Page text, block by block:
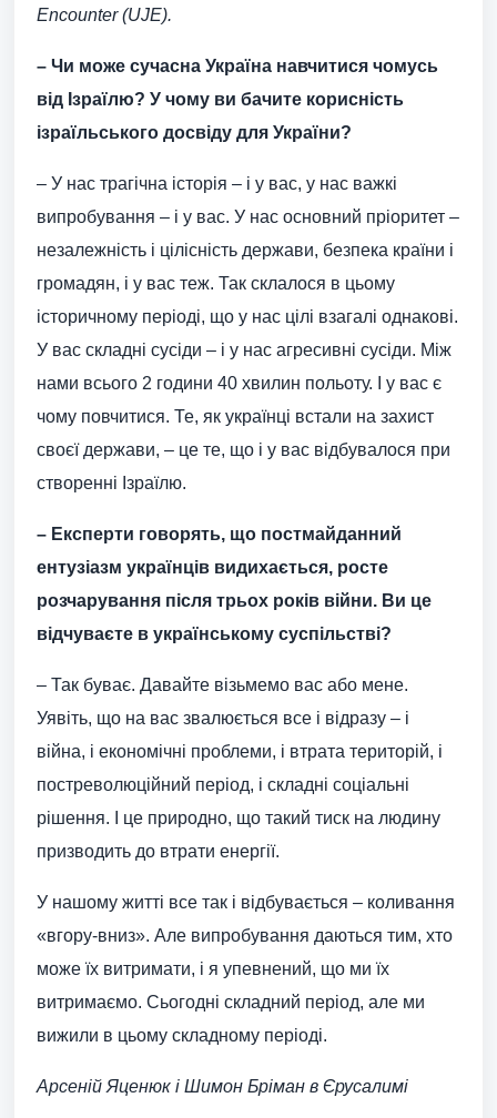
Encounter (UJE).
– Чи може сучасна Україна навчитися чомусь
від Ізраїлю? У чому ви бачите корисність
ізраїльського досвіду для України?
– У нас трагічна історія – і у вас, у нас важкі
випробування – і у вас. У нас основний пріоритет –
незалежність і цілісність держави, безпека країни і
громадян, і у вас теж. Так склалося в цьому
історичному періоді, що у нас цілі взагалі однакові.
У вас складні сусіди – і у нас агресивні сусіди. Між
нами всього 2 години 40 хвилин польоту. І у вас є
чому повчитися. Те, як українці встали на захист
своєї держави, – це те, що і у вас відбувалося при
створенні Ізраїлю.
– Експерти говорять, що постмайданний
ентузіазм українців видихається, росте
розчарування після трьох років війни. Ви це
відчуваєте в українському суспільстві?
– Так буває. Давайте візьмемо вас або мене.
Уявіть, що на вас звалюється все і відразу – і
війна, і економічні проблеми, і втрата територій, і
постреволюційний період, і складні соціальні
рішення. І це природно, що такий тиск на людину
призводить до втрати енергії.
У нашому житті все так і відбувається – коливання
«вгору-вниз». Але випробування даються тим, хто
може їх витримати, і я упевнений, що ми їх
витримаємо. Сьогодні складний період, але ми
вижили в цьому складному періоді.
Арсеній Яценюк і Шимон Бріман в Єрусалимі